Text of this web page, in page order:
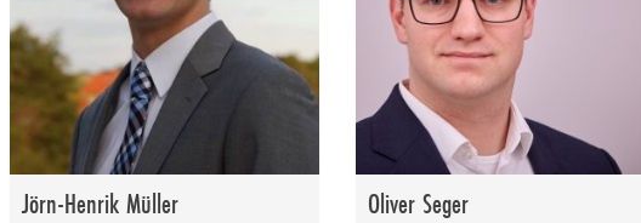
Jörn-Henrik Müller Oliver Seger